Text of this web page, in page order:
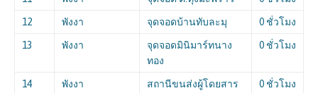
12 พังงา จุดจอดบ้านทับละมุ 0 ชั่วโมง
13 พังงา
จุดจอดมินิมาร์ทนาง
ทอง
0 ชั่วโมง
14 พังงา
สถานีขนส่งผู้โดยสาร
0 ชั่วโมง